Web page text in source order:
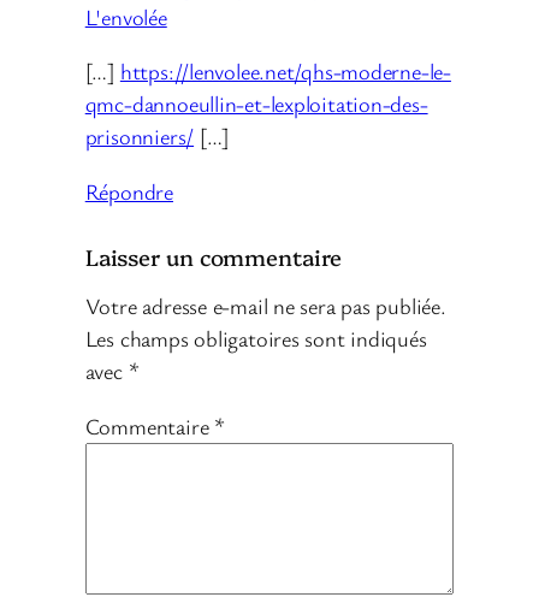
L'envolée
[…] https://lenvolee.net/qhs-moderne-le-
qmc-dannoeullin-et-lexploitation-des-
prisonniers/ […]
Répondre
Laisser un commentaire
Votre adresse e-mail ne sera pas publiée.
Les champs obligatoires sont indiqués
avec *
Commentaire *